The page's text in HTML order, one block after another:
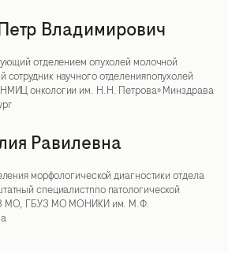
Владимирович
отделением опухолей молочной
научного отделенияnопухолей
онкологии им. Н.Н. Петрова» Минздрава
Равилевна
морфологической диагностики отдела
специалистnпо патологической
МО, ГБУЗ МО МОНИКИ им. М.Ф.